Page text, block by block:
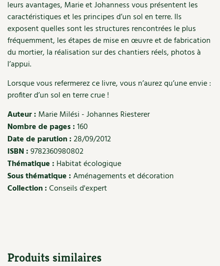
Habitat écologique
Conception et gros oeuvre
Énergie
Gestion de l’eau
Entretien de la maison
Décoration et petit bricolage
Santé et bien-être
Société et alternatives
Trucs & astuces
Expés
Trocs & petites annonces
Bonnes adresses
Liste des pépiniéristes
Mieux consommer
leurs avantages, Marie et Johanness vous présentent les
caractéristiques et les principes d’un sol en terre. Ils
exposent quelles sont les structures rencontrées le plus
fréquemment, les étapes de mise en œuvre et de fabrication
du mortier, la réalisation sur des chantiers réels, photos à
l’appui.
Lorsque vous refermerez ce livre, vous n’aurez qu’une envie :
profiter d’un sol en terre crue !
Auteur : Marie Milési - Johannes Riesterer
Nombre de pages :160
Date de parution :28/09/2012
ISBN :9782360980802
Thématique : Habitat écologique
Sous thématique :Aménagements et décoration
Collection :Conseils d'expert
Produits similaires